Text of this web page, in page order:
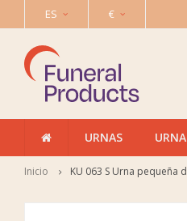
ES €
URNAS
Inicio KU 063 S Urna pequeña